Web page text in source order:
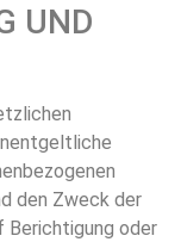
UND
den Zweck der
Berichtigung oder